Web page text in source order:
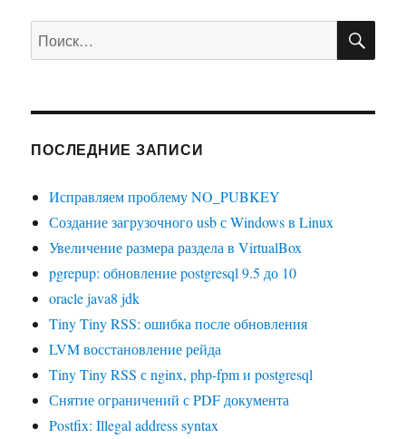
Искать:
ПОСЛЕДНИЕ ЗАПИСИ
Исправляем проблему NO_PUBKEY
Создание загрузочного usb с Windows в Linux
Увеличение размера раздела в VirtualBox
pgrepup: обновление postgresql 9.5 до 10
oracle java8 jdk
Tiny Tiny RSS: ошибка после обновления
LVM восстановление рейда
Tiny Tiny RSS с nginx, php-fpm и postgresql
Снятие ограничений с PDF документа
Postfix: Illegal address syntax